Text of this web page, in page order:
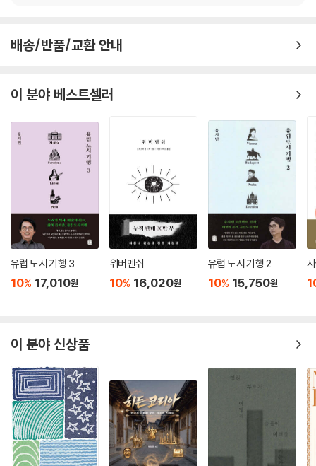
면, 나는 둘 중 하나를 결정할 수 있다! 이 말은 내가 통제력을 갖기 위해,
에 살고 있다면, 나는 통제력을 상실했다는 느낌을 받을 것이고, 일이나 물
다른 사람들과 함께하거나 영적인 삶을 영위하거나 가정 안에서 좋은 일을
하려고 할 것이다. 내 앞에는 두 개의 문이 열려 있고, 나는 어떤 길을 가고
싶은지를 곰곰이 생각해볼 수 있다. --- p.240
나의 분석은 선악을 초월하여 어떤 상황 속에서 무엇이 기능적이고 무엇이
비기능적인가 하는 문제에 초점을 두고 있다. 언제 사람은 무엇인가를 소
유함으로써 행복한가, 언제 소유가 만족을 주기엔 그리고 지루함 또는 공
허함을 막기엔 무력한 수단이 되어버리는가, 언제 돈이 자원으로서의 역할
을 하고 언제 짐이 되어버리는가, 언제 물질적 재산의 추구가 만족을 주는
활동으로 인식되고 언제 중독이 되는가, 문화적 차이가 존재하는가, 덜 개
요약하자면 나의 분석을 통해 소유와 존재가 좋지도 나쁘지도 않다는 것을
알 수 있다. 좋다 또는 나쁘다는 자기통제 연구가인 내가 거부하는 범주다.
나의 관심은 인간의 행동에 있고, 동기와 과정과 효과를 연구한다. 여기서
는 인간의 특정 행동이 얼마나 유용한가, 이 행동이 얼마나 목표로 이어지
는가 또는 기능적인가 하는 질문을 제시한다. 기능성에 관한 질문의 답은
사람의 성격뿐만 아니라 상황 또한 고려되었을 때 가능하다. --- p.302
성취도를 반영한다고 믿는 물질주의를 설명하고 심리학적 관점에서 무소
한 가치 평가를 할 때 유의할 점을 살펴본다.
4장 존재의 양상
최소한의 것을 소유하고 생활하는 삶의 양식으로서 ‘자발적 간소함’이란,
소유를 포기하고 거부하는 존재의 양상일까? 소유하지 않는 삶을 위해 물
건들을 서로 나누고(공유하고), 교환하고, 빌려주고, 기부하는 것도 마찬
가지인가? 저자는 이 또한 맥락에 따라 살펴야 한다고 설명한다. 삶의 의미
추구, 종교와 영성의 삶, 사회적 삶, 외로움, 공허, 지루함, 정신적·감정적
빈곤 등 또한 각각의 맥락 속에서 존재와 맺는 관계를 살펴본다.
5장 우리는 왜 소유하려 하는가?
잊거나 덮으려는 경향, 즉 쾌락주의 때문이라고 말한다. 이 상태를 통해 얻
을 수 있는 긍정적인 결과는 안전감, 소속감과 특별함, 통제 등으로, 이는
행복과 만족감을 야기한다. 반면 부정적인 결과는 과도한 탐욕과, 질투, 시
기심 등이다.
6장 우리는 왜 존재하려 하는가?
앞서 저자가 소유 수단이라고 정의하거나 분류한 요소들이 이번에는 존재
배송/반품/교환 안내
이 분야 베스트셀러
유럽 도시 기행 3
10% 17,010원
위버멘쉬
10% 16,020원
유럽 도시 기행 2
10% 15,750원
이 분야 신상품